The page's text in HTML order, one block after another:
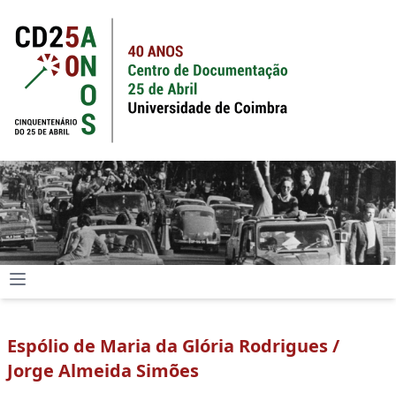
Espólio de Maria da Glória Rodrigues /
Jorge Almeida Simões